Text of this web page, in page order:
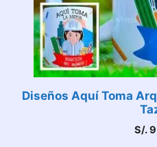
Diseños Aquí Toma
S/.